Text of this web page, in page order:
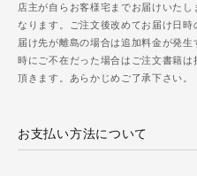
店主が自らお客様宅までお届けいた
なります。ご注文後改めてお届け日
届け先が離島の場合は追加料金が発
時にご不在だった場合はご注文書籍
頂きます。あらかじめご了承下さい。
お支払い方法について